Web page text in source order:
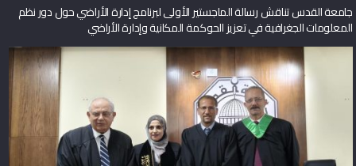
جامعة القدس تناقش رسالة الماجستير الأولى لبرنامج إدارة الأراضي حول دور نظم
المعلومات الجغرافية في تعزيز الحوكمة المكانية وإدارة الأراضي